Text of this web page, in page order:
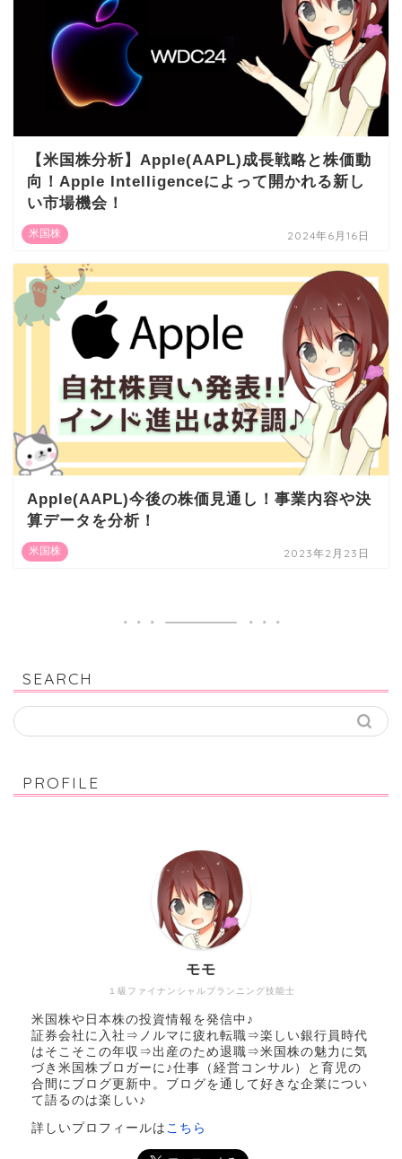
米国株
【米国株分析】Apple(AAPL)成長戦略と株価動
向！Apple Intelligenceによって開かれる新し
い市場機会！
2024年6月16日
米国株
Apple(AAPL)今後の株価見通し！事業内容や決
算データを分析！
2023年2月23日
SEARCH
PROFILE
１級ファイナンシャルプランニング技能士
モモ
米国株や日本株の投資情報を発信中♪
証券会社に入社⇒ノルマに疲れ転職⇒楽しい銀行員時代
はそこそこの年収⇒出産のため退職⇒米国株の魅力に気
づき米国株ブロガーに♪仕事（経営コンサル）と育児の
合間にブログ更新中。ブログを通して好きな企業につい
て語るのは楽しい♪
詳しいプロフィールは こちら